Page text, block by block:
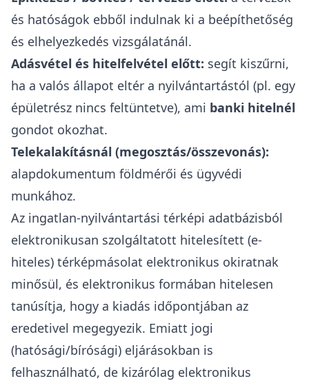
és hatóságok ebből indulnak ki a beépíthetőség
és elhelyezkedés vizsgálatánál.
Adásvétel és hitelfelvétel előtt: segít kiszűrni,
ha a valós állapot eltér a nyilvántartástól (pl. egy
épületrész nincs feltüntetve), ami banki hitelnél
gondot okozhat.
Telekalakításnál (megosztás/összevonás):
alapdokumentum földmérői és ügyvédi
munkához.
Az ingatlan-nyilvántartási térképi adatbázisból
elektronikusan szolgáltatott hitelesített (e-
hiteles) térképmásolat elektronikus okiratnak
minősül, és elektronikus formában hitelesen
tanúsítja, hogy a kiadás időpontjában az
eredetivel megegyezik. Emiatt jogi
(hatósági/bírósági) eljárásokban is
felhasználható, de kizárólag elektronikus